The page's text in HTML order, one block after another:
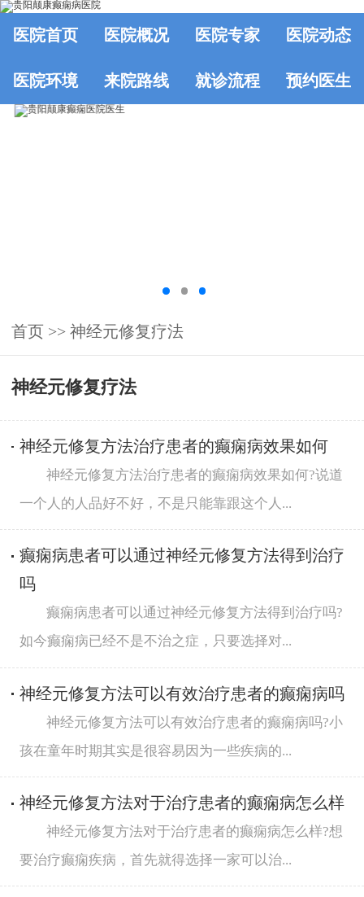
医院首页 医院概况 医院专家 医院动态
医院环境 来院路线 就诊流程 预约医生
首页 >> 神经元修复疗法
神经元修复疗法
神经元修复方法治疗患者的癫痫病效果如何
神经元修复方法治疗患者的癫痫病效果如何?说道
一个人的人品好不好，不是只能靠跟这个人...
癫痫病患者可以通过神经元修复方法得到治疗
吗
癫痫病患者可以通过神经元修复方法得到治疗吗?
如今癫痫病已经不是不治之症，只要选择对...
神经元修复方法可以有效治疗患者的癫痫病吗
神经元修复方法可以有效治疗患者的癫痫病吗?小
孩在童年时期其实是很容易因为一些疾病的...
神经元修复方法对于治疗患者的癫痫病怎么样
神经元修复方法对于治疗患者的癫痫病怎么样?想
要治疗癫痫疾病，首先就得选择一家可以治...